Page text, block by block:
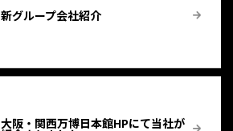
新グループ会社紹介
大阪・関西万博日本館HPにて当社が